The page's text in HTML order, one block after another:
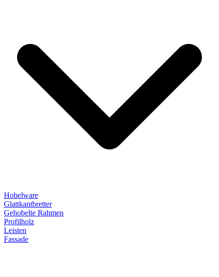
Hobelware
Glattkantbretter
Gehobelte Rahmen
Profilholz
Leisten
Fassade